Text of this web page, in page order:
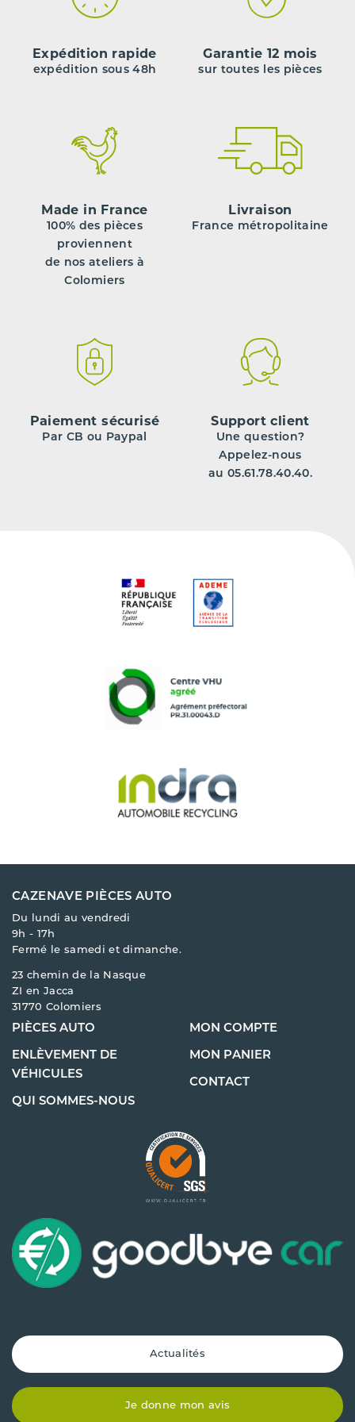
Expédition rapide
expédition sous 48h
Garantie 12 mois
sur toutes les pièces
Made in France
100% des pièces
proviennent
de nos ateliers à
Colomiers
Livraison
France métropolitaine
Paiement sécurisé
Par CB ou Paypal
Support client
Une question?
Appelez-nous
au 05.61.78.40.40.
CAZENAVE PIÈCES AUTO
Du lundi au vendredi
9h - 17h
Fermé le samedi et dimanche.
23 chemin de la Nasque
ZI en Jacca
31770 Colomiers
PIÈCES AUTO
ENLÈVEMENT DE
VÉHICULES
QUI SOMMES-NOUS
MON COMPTE
MON PANIER
CONTACT
Actualités
Je donne mon avis